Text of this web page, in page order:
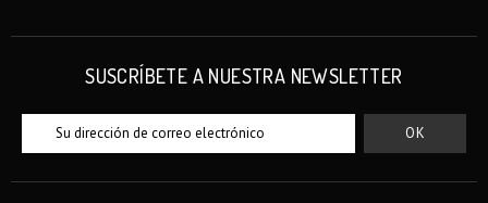
SUSCRÍBETE A NUESTRA NEWSLETTER